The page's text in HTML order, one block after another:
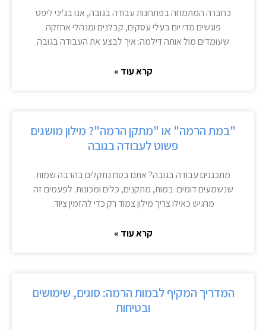
כחברה המתמחה בפתרונות עבודה בגובה, אנו בג'יני ליפט
פוגשים מדי יום בעלי עסקים, קבלנים ומנהלי אחזקה
שעומדים מול אותה דילמה: איך לבצע את העבודה בגובה
קרא עוד »
"במת הרמה" או "מתקן הרמה"? מילון מושגים
פשוט לעבודה בגובה
מתכננים עבודה בגובה? אתם בטח נתקלים בהרבה שמות
שנשמעים דומים: במות, מתקנים, כלים ומכונות. לפעמים זה
מרגיש כאילו צריך מילון צמוד רק כדי להזמין ציוד.
קרא עוד »
המדריך המקיף לבמות הרמה: סוגים, שימושים
ובטיחות